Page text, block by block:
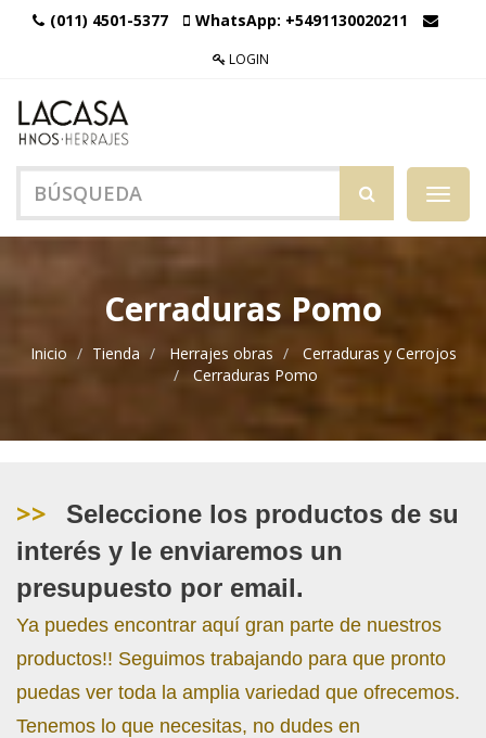
(011) 4501-5377 WhatsApp: +5491130020211
LOGIN
Menú
de
Cerraduras Pomo
Inicio Tienda Herrajes obras
Cerraduras y Cerrojos
Cerraduras Pomo
>>
Seleccione los productos de su
interés y le enviaremos un
presupuesto por email.
Ya puedes encontrar aquí gran parte de nuestros
productos!! Seguimos trabajando para que pronto
puedas ver toda la amplia variedad que ofrecemos.
Tenemos lo que necesitas, no dudes en